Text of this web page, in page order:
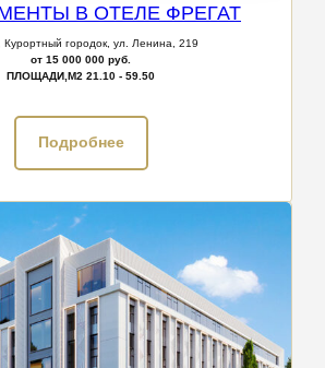
В ОТЕЛЕ ФРЕГАТ
Курортный городок, ул. Ленина, 219
от 15 000 000 руб.
ПЛОЩАДИ,М2 21.10 - 59.50
Подробнее